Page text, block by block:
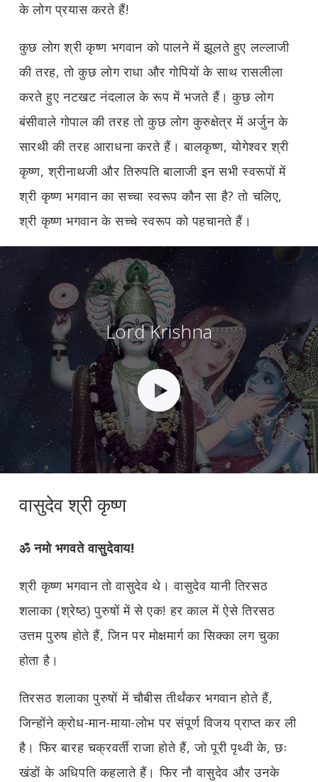
के लोग प्रयास करते हैं!
कुछ लोग श्री कृष्ण भगवान को पालने में झूलते हुए लल्लाजी
की तरह, तो कुछ लोग राधा और गोपियों के साथ रासलीला
करते हुए नटखट नंदलाल के रूप में भजते हैं। कुछ लोग
बंसीवाले गोपाल की तरह तो कुछ लोग कुरुक्षेत्र में अर्जुन के
सारथी की तरह आराधना करते हैं। बालकृष्ण, योगेश्वर श्री
कृष्ण, श्रीनाथजी और तिरुपति बालाजी इन सभी स्वरूपों में
श्री कृष्ण भगवान का सच्चा स्वरूप कौन सा है? तो चलिए,
श्री कृष्ण भगवान के सच्चे स्वरूप को पहचानते हैं।
Lord Krishna
वासुदेव श्री कृष्ण
ॐ नमो भगवते वासुदेवाय!
श्री कृष्ण भगवान तो वासुदेव थे। वासुदेव यानी तिरसठ
शलाका (श्रेष्ठ) पुरुषों में से एक! हर काल में ऐसे तिरसठ
उत्तम पुरुष होते हैं, जिन पर मोक्षमार्ग का सिक्का लग चुका
होता है।
तिरसठ शलाका पुरुषों में चौबीस तीर्थंकर भगवान होते हैं,
जिन्होंने क्रोध-मान-माया-लोभ पर संपूर्ण विजय प्राप्त कर ली
है। फिर बारह चक्रवर्ती राजा होते हैं, जो पूरी पृथ्वी के, छः
खंडों के अधिपति कहलाते हैं। फिर नौ वासुदेव और उनके